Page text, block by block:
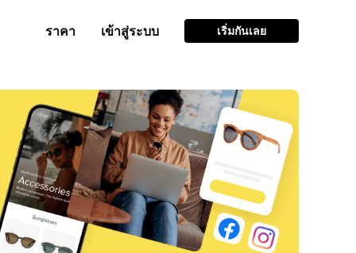
ราคา เข้าสู่ระบบ เริ่มกันเลย